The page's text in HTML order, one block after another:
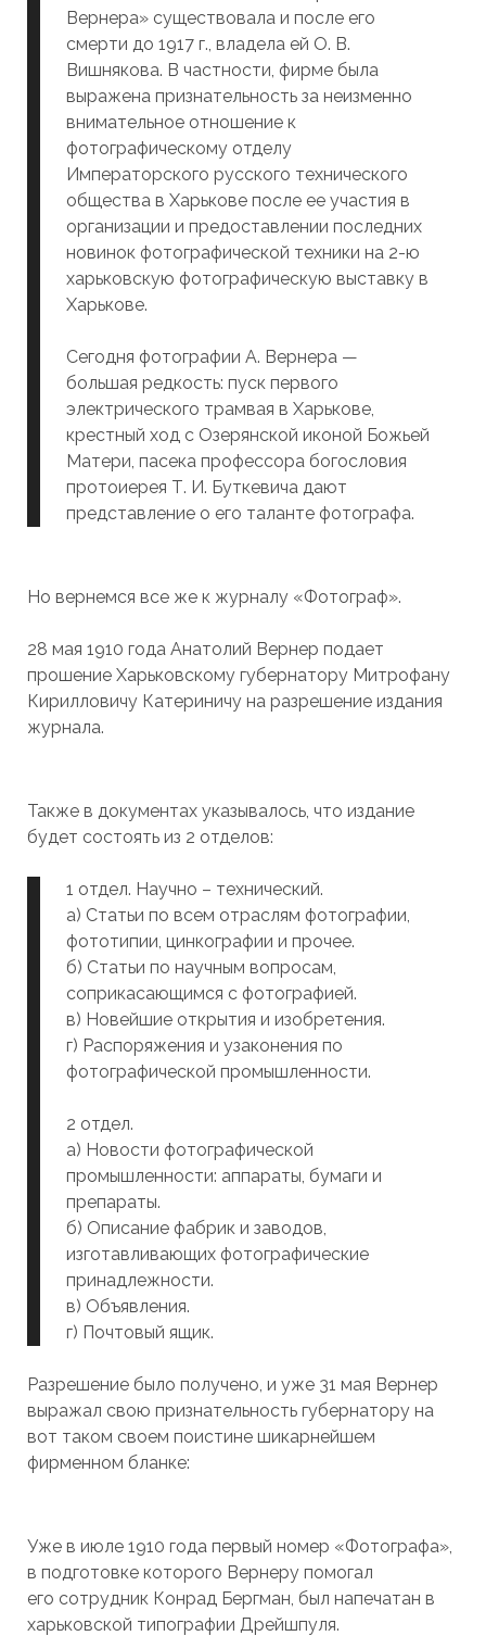
Вернера» существовала и после его
смерти до 1917 г., владела ей О. В.
Вишнякова. В частности, фирме была
выражена признательность за неизменно
внимательное отношение к
фотографическому отделу
Императорского русского технического
общества в Харькове после ее участия в
организации и предоставлении последних
новинок фотографической техники на 2-ю
харьковскую фотографическую выставку в
Харькове.
Сегодня фотографии А. Вернера —
большая редкость: пуск первого
электрического трамвая в Харькове,
крестный ход с Озерянской иконой Божьей
Матери, пасека профессора богословия
протоиерея Т. И. Буткевича дают
представление о его таланте фотографа.
Но вернемся все же к журналу «Фотограф».
28 мая 1910 года Анатолий Вернер подает
прошение Харьковскому губернатору Митрофану
Кирилловичу Катериничу на разрешение издания
журнала.
Также в документах указывалось, что издание
будет состоять из 2 отделов:
1 отдел. Научно – технический.
а) Статьи по всем отраслям фотографии,
фототипии, цинкографии и прочее.
б) Статьи по научным вопросам,
соприкасающимся с фотографией.
в) Новейшие открытия и изобретения.
г) Распоряжения и узаконения по
фотографической промышленности.
2 отдел.
а) Новости фотографической
промышленности: аппараты, бумаги и
препараты.
б) Описание фабрик и заводов,
изготавливающих фотографические
принадлежности.
в) Объявления.
г) Почтовый ящик.
Разрешение было получено, и уже 31 мая Вернер
выражал свою признательность губернатору на
вот таком своем поистине шикарнейшем
фирменном бланке:
Уже в июле 1910 года первый номер «Фотографа»,
в подготовке которого Вернеру помогал
его сотрудник Конрад Бергман, был напечатан в
харьковской типографии Дрейшпуля.